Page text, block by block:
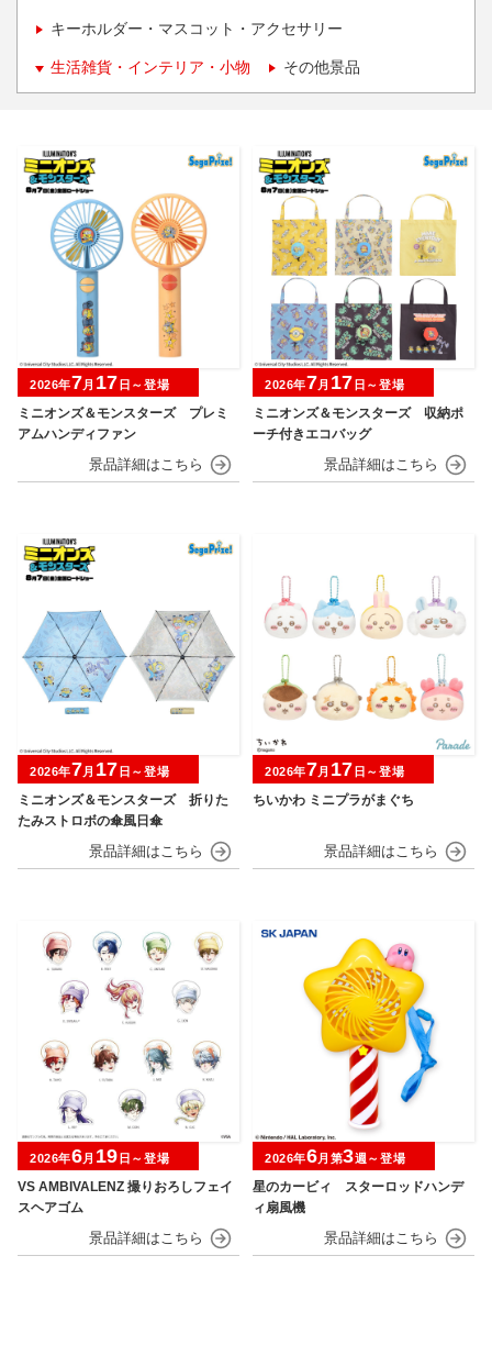
キーホルダー・マスコット・アクセサリー
生活雑貨・インテリア・小物 その他景品
ミニオンズ＆モンスターズ プレミ
アムハンディファン
2026年7月 17 日～登場
ミニオンズ＆モンスターズ 収納ポ
ーチ付きエコバッグ
2026年7月 17 日～登場
ミニオンズ＆モンスターズ 折りた
たみストロボの傘風日傘
2026年7月 17 日～登場
ちいかわ ミニプラがまぐち
2026年7月 17 日～登場
VS AMBIVALENZ 撮りおろしフェイ
スヘアゴム
2026年6月 19 日～登場
星のカービィ スターロッドハンデ
ィ扇風機
2026年6月第3週～登場